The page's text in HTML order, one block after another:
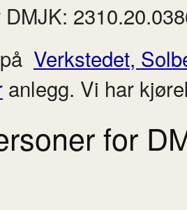
Verkstedet,
anlegg. Vi har
for